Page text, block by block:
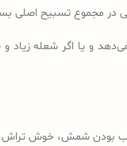
در مجموع تسبیح
و یا اگر شعله
بودن شمش، خوش تراش